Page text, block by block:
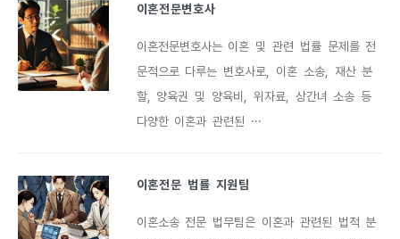
이혼전문변호사
이혼전문변호사는 이혼 및 관련 법률 문제를 전
문적으로 다루는 변호사로, 이혼 소송, 재산 분
할, 양육권 및 양육비, 위자료, 상간녀 소송 등
다양한 이혼과 관련된 ···
이혼전문 법률 지원팀
이혼소송 전문 법무팀은 이혼과 관련된 법적 분